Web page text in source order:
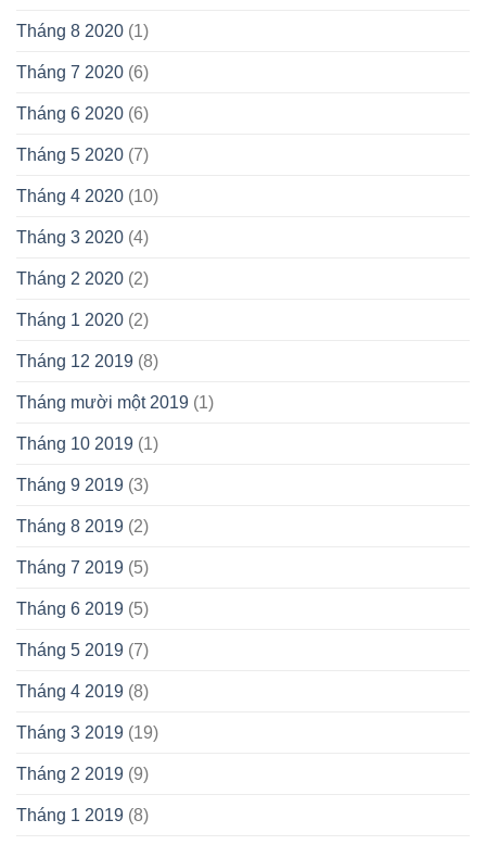
Tháng 8 2020 (1)
Tháng 7 2020 (6)
Tháng 6 2020 (6)
Tháng 5 2020 (7)
Tháng 4 2020 (10)
Tháng 3 2020 (4)
Tháng 2 2020 (2)
Tháng 1 2020 (2)
Tháng 12 2019 (8)
Tháng mười một 2019 (1)
Tháng 10 2019 (1)
Tháng 9 2019 (3)
Tháng 8 2019 (2)
Tháng 7 2019 (5)
Tháng 6 2019 (5)
Tháng 5 2019 (7)
Tháng 4 2019 (8)
Tháng 3 2019 (19)
Tháng 2 2019 (9)
Tháng 1 2019 (8)